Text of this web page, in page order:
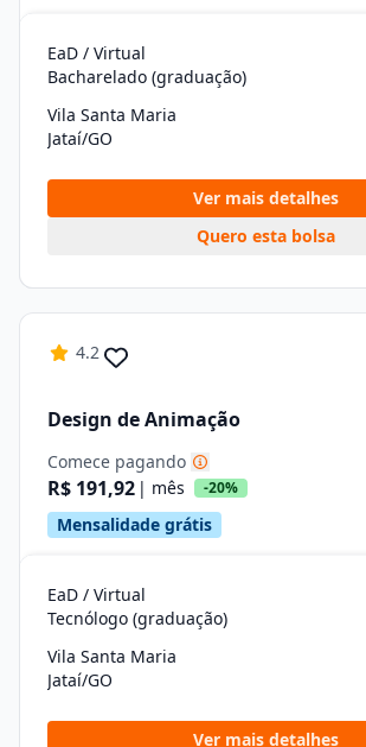
EaD / Virtual
Bacharelado (graduação)
Vila Santa Maria
Jataí/GO
Ver mais detalhes
Quero esta bolsa
4.2
Design de Animação
Comece pagando
R$ 191,92 | mês -20%
Mensalidade grátis
EaD / Virtual
Tecnólogo (graduação)
Vila Santa Maria
Jataí/GO
Ver mais detalhes